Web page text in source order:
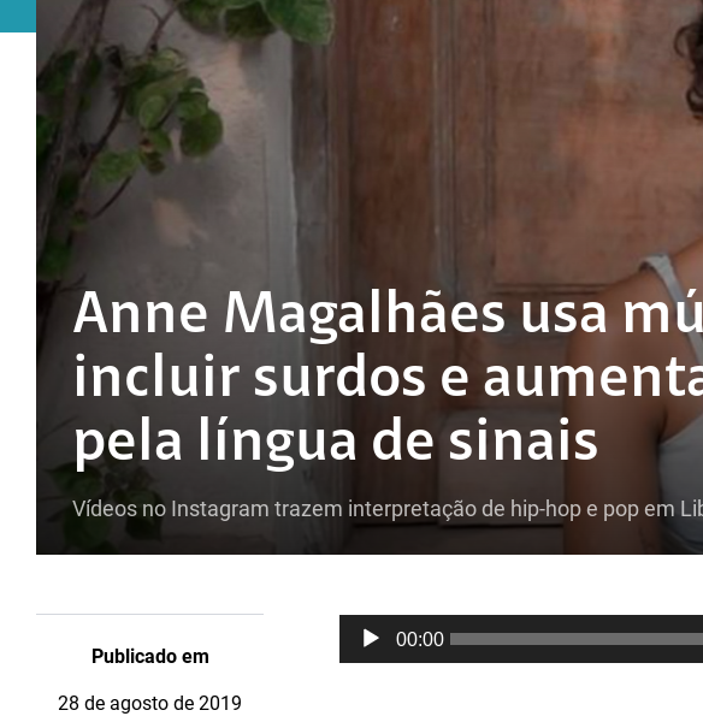
Anne Magalhães usa
incluir surdos e
pela língua de sinais
Vídeos no Instagram trazem interpretação de hip-hop e pop em
Publicado em
28 de agosto de 2019
Tocador
áudio
00:00